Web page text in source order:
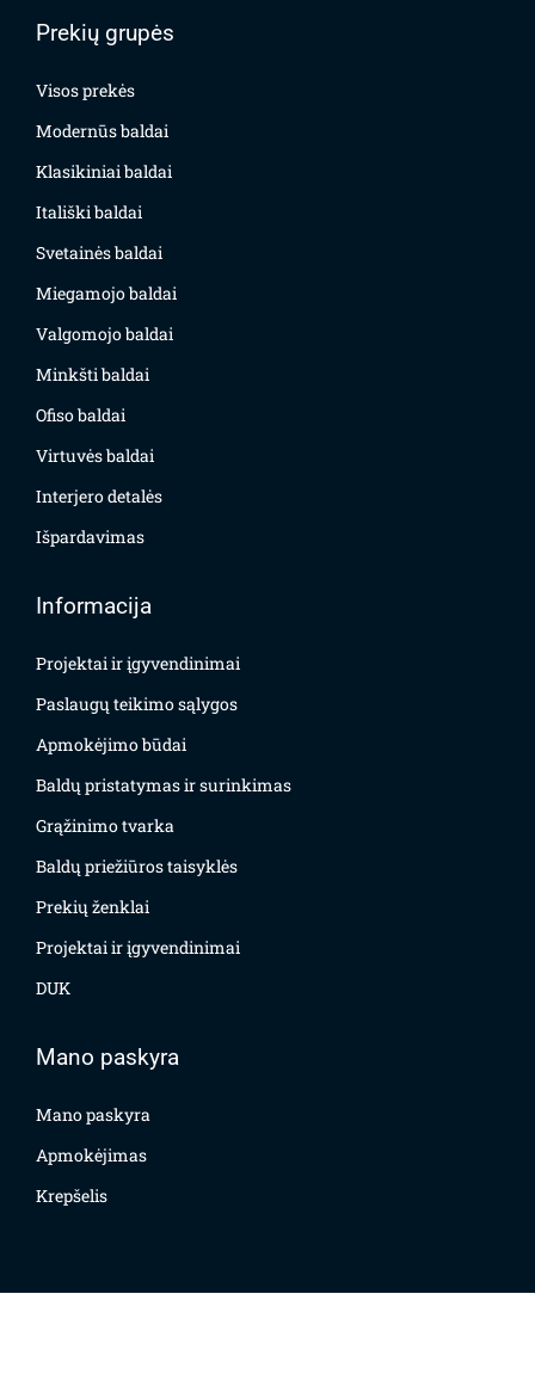
Prekių grupės
Visos prekės
Modernūs baldai
Klasikiniai baldai
Itališki baldai
Svetainės baldai
Miegamojo baldai
Valgomojo baldai
Minkšti baldai
Ofiso baldai
Virtuvės baldai
Interjero detalės
Išpardavimas
Informacija
Projektai ir įgyvendinimai
Paslaugų teikimo sąlygos
Apmokėjimo būdai
Baldų pristatymas ir surinkimas
Grąžinimo tvarka
Baldų priežiūros taisyklės
Prekių ženklai
Projektai ir įgyvendinimai
DUK
Mano paskyra
Mano paskyra
Apmokėjimas
Krepšelis